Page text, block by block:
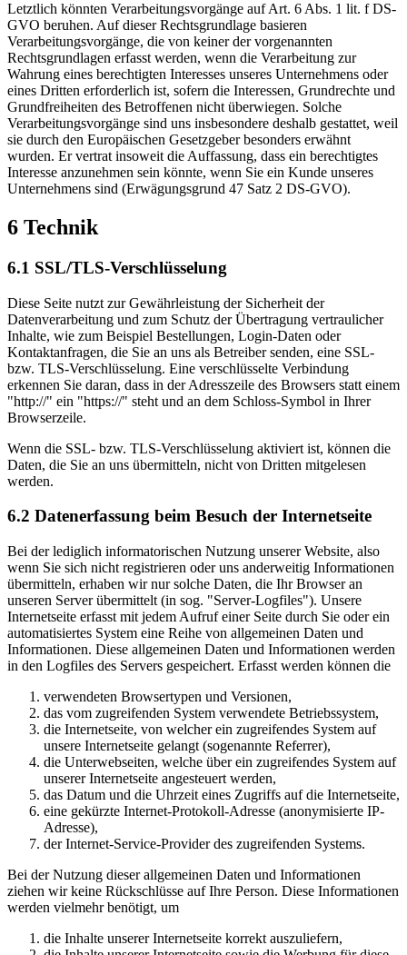
Letztlich könnten Verarbeitungsvorgänge auf Art. 6 Abs. 1 lit. f DS-
GVO beruhen. Auf dieser Rechtsgrundlage basieren
Verarbeitungsvorgänge, die von keiner der vorgenannten
Rechtsgrundlagen erfasst werden, wenn die Verarbeitung zur
Wahrung eines berechtigten Interesses unseres Unternehmens oder
eines Dritten erforderlich ist, sofern die Interessen, Grundrechte und
Grundfreiheiten des Betroffenen nicht überwiegen. Solche
Verarbeitungsvorgänge sind uns insbesondere deshalb gestattet, weil
sie durch den Europäischen Gesetzgeber besonders erwähnt
wurden. Er vertrat insoweit die Auffassung, dass ein berechtigtes
Interesse anzunehmen sein könnte, wenn Sie ein Kunde unseres
Unternehmens sind (Erwägungsgrund 47 Satz 2 DS-GVO).
6 Technik
6.1 SSL/TLS-Verschlüsselung
Diese Seite nutzt zur Gewährleistung der Sicherheit der
Datenverarbeitung und zum Schutz der Übertragung vertraulicher
Inhalte, wie zum Beispiel Bestellungen, Login-Daten oder
Kontaktanfragen, die Sie an uns als Betreiber senden, eine SSL-
bzw. TLS-Verschlüsselung. Eine verschlüsselte Verbindung
erkennen Sie daran, dass in der Adresszeile des Browsers statt einem
"http://" ein "https://" steht und an dem Schloss-Symbol in Ihrer
Browserzeile.
Wenn die SSL- bzw. TLS-Verschlüsselung aktiviert ist, können die
Daten, die Sie an uns übermitteln, nicht von Dritten mitgelesen
werden.
6.2 Datenerfassung beim Besuch der Internetseite
Bei der lediglich informatorischen Nutzung unserer Website, also
wenn Sie sich nicht registrieren oder uns anderweitig Informationen
übermitteln, erhaben wir nur solche Daten, die Ihr Browser an
unseren Server übermittelt (in sog. "Server-Logfiles"). Unsere
Internetseite erfasst mit jedem Aufruf einer Seite durch Sie oder ein
automatisiertes System eine Reihe von allgemeinen Daten und
Informationen. Diese allgemeinen Daten und Informationen werden
in den Logfiles des Servers gespeichert. Erfasst werden können die
verwendeten Browsertypen und Versionen,
das vom zugreifenden System verwendete Betriebssystem,
die Internetseite, von welcher ein zugreifendes System auf
unsere Internetseite gelangt (sogenannte Referrer),
die Unterwebseiten, welche über ein zugreifendes System auf
unserer Internetseite angesteuert werden,
das Datum und die Uhrzeit eines Zugriffs auf die Internetseite,
eine gekürzte Internet-Protokoll-Adresse (anonymisierte IP-
Adresse),
der Internet-Service-Provider des zugreifenden Systems.
Bei der Nutzung dieser allgemeinen Daten und Informationen
ziehen wir keine Rückschlüsse auf Ihre Person. Diese Informationen
werden vielmehr benötigt, um
die Inhalte unserer Internetseite korrekt auszuliefern,